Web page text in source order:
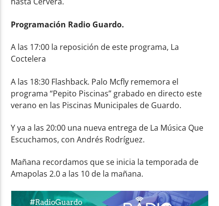
Programación Radio Guardo.
A las 17:00 la reposición de este programa, La
Coctelera
A las 18:30 Flashback. Palo Mcfly rememora el
programa “Pepito Piscinas” grabado en directo este
verano en las Piscinas Municipales de Guardo.
Y ya a las 20:00 una nueva entrega de La Música Que
Escuchamos, con Andrés Rodríguez.
Mañana recordamos que se inicia la temporada de
Amapolas 2.0 a las 10 de la mañana.